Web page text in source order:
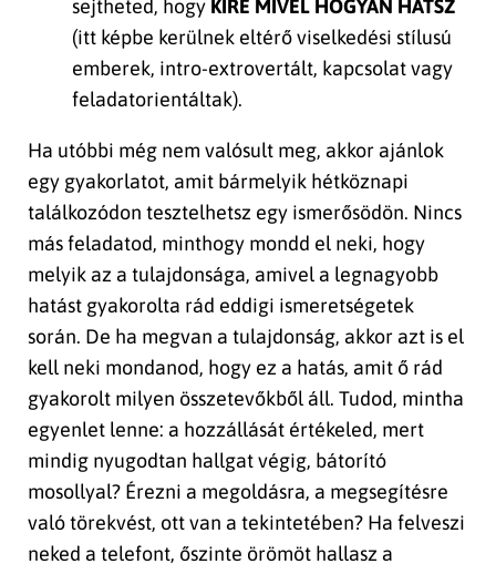
sejtheted, hogy KIRE MIVEL HOGYAN HATSZ
(itt képbe kerülnek eltérő viselkedési stílusú
emberek, intro-extrovertált, kapcsolat vagy
feladatorientáltak).
Ha utóbbi még nem valósult meg, akkor ajánlok
egy gyakorlatot, amit bármelyik hétköznapi
találkozódon tesztelhetsz egy ismerősödön. Nincs
más feladatod, minthogy mondd el neki, hogy
melyik az a tulajdonsága, amivel a legnagyobb
hatást gyakorolta rád eddigi ismeretségetek
során. De ha megvan a tulajdonság, akkor azt is el
kell neki mondanod, hogy ez a hatás, amit ő rád
gyakorolt milyen összetevőkből áll. Tudod, mintha
egyenlet lenne: a hozzállását értékeled, mert
mindig nyugodtan hallgat végig, bátorító
mosollyal? Érezni a megoldásra, a megsegítésre
való törekvést, ott van a tekintetében? Ha felveszi
neked a telefont, őszinte örömöt hallasz a